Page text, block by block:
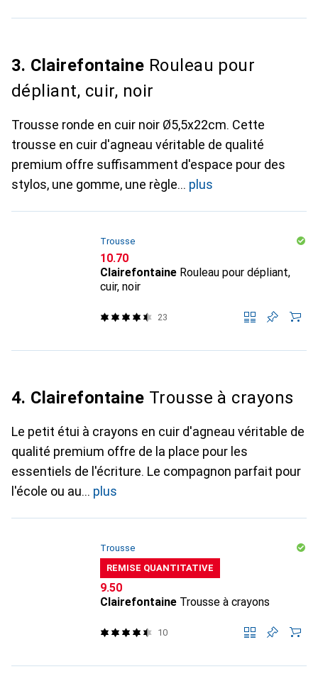
3. Clairefontaine Rouleau pour
dépliant, cuir, noir
Trousse ronde en cuir noir Ø5,5x22cm. Cette
trousse en cuir d'agneau véritable de qualité
premium offre suffisamment d'espace pour des
stylos, une gomme, une règle
plus
Trousse
CHF
10.70
Clairefontaine Rouleau pour dépliant,
cuir, noir
23
4. Clairefontaine Trousse à crayons
Le petit étui à crayons en cuir d'agneau véritable de
qualité premium offre de la place pour les
essentiels de l'écriture. Le compagnon parfait pour
l'école ou au
plus
Trousse
REMISE QUANTITATIVE
CHF
9.50
Clairefontaine Trousse à crayons
10